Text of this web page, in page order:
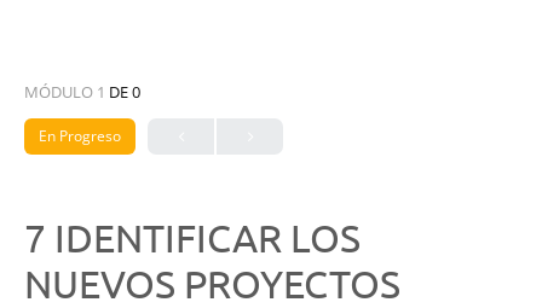
MÓDULO 1 DE 0
En Progreso
7 IDENTIFICAR LOS
NUEVOS PROYECTOS